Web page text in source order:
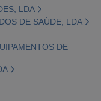
LDA
DE SAÚDE, LDA
DE